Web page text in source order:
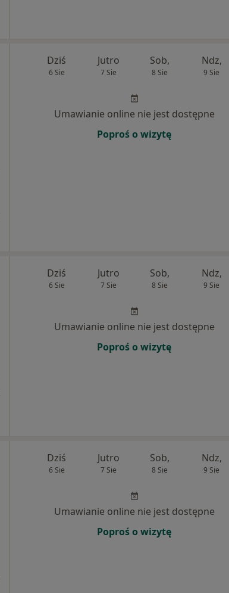
Dziś
6 Sie
Jutro
7 Sie
Sob,
8 Sie
Ndz,
9 Sie
Umawianie online nie jest dostępne
Poproś o wizytę
Dziś
6 Sie
Jutro
7 Sie
Sob,
8 Sie
Ndz,
9 Sie
Umawianie online nie jest dostępne
Poproś o wizytę
Dziś
6 Sie
Jutro
7 Sie
Sob,
8 Sie
Ndz,
9 Sie
Umawianie online nie jest dostępne
Poproś o wizytę